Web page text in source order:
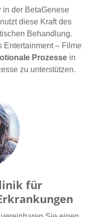
in der BetaGenese
diese Kraft des
Behandlung.
Entertainment – Filme
Prozesse in
zu unterstützen.
für